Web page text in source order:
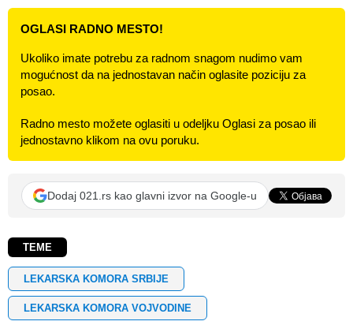
OGLASI RADNO MESTO!
Ukoliko imate potrebu za radnom snagom nudimo vam
mogućnost da na jednostavan način oglasite poziciju za
posao.
Radno mesto možete oglasiti u odeljku Oglasi za posao ili
jednostavno klikom na ovu poruku.
Dodaj 021.rs kao glavni izvor na Google-u
TEME
LEKARSKA KOMORA SRBIJE
LEKARSKA KOMORA VOJVODINE